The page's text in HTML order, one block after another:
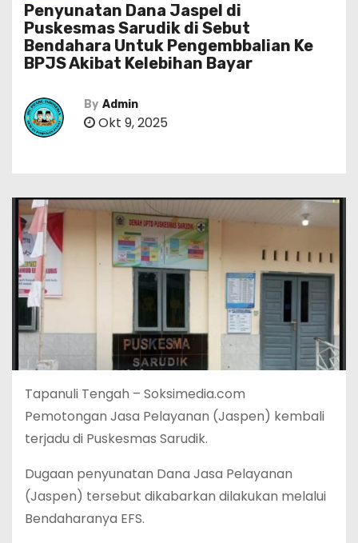
Penyunatan Dana Jaspel di
Puskesmas Sarudik di Sebut
Bendahara Untuk Pengembbalian Ke
BPJS Akibat Kelebihan Bayar
By Admin
Okt 9, 2025
Tapanuli Tengah – Soksimedia.com
Pemotongan Jasa Pelayanan (Jaspen) kembali
terjadu di Puskesmas Sarudik.
Dugaan penyunatan Dana Jasa Pelayanan
(Jaspen) tersebut dikabarkan dilakukan melalui
Bendaharanya EFS.